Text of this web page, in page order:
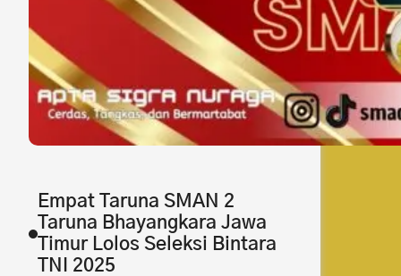
Empat Taruna SMAN 2
Taruna Bhayangkara Jawa
Timur Lolos Seleksi Bintara
TNI 2025